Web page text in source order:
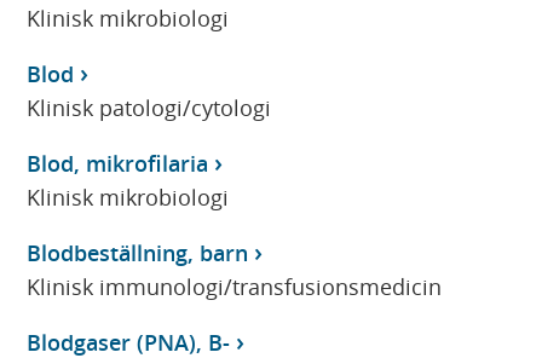
Klinisk mikrobiologi
Blod
Klinisk patologi/cytologi
Blod, mikrofilaria
Klinisk mikrobiologi
Blodbeställning, barn
Klinisk immunologi/transfusionsmedicin
Blodgaser (PNA), B-